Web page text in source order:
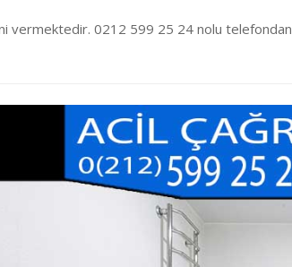
vermektedir. 0212 599 25 24 nolu telefondan